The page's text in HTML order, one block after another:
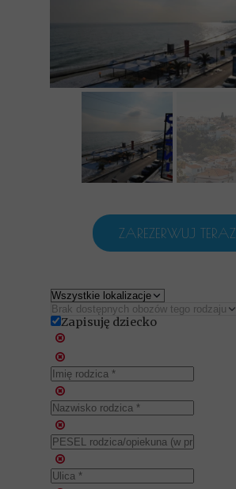
ZAREZERWUJ TERAZ
Zapisuję dziecko